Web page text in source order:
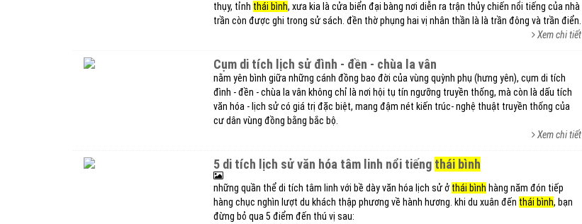
thụy, tỉnh thái bình, xưa kia là cửa biển đại bàng nơi diễn ra trận thủy chiến nổi tiếng của nhà
trần còn được ghi trong sử sách. đền thờ phụng hai vị nhân thần là là trần đông và trần điển.
Xem chi tiết
cụm di tích lịch sử đình - đền - chùa la vân
nằm yên bình giữa những cánh đồng bao đời của vùng quỳnh phụ (hưng yên), cụm di tích
đình - đền - chùa la vân không chỉ là nơi hội tụ tín ngưỡng truyền thống, mà còn là dấu tích
văn hóa - lịch sử có giá trị đặc biệt, mang đậm nét kiến trúc- nghệ thuật truyền thống của
cư dân vùng đồng bằng bắc bộ.
Xem chi tiết
5 di tích lịch sử văn hóa tâm linh nổi tiếng thái bình
những quần thể di tích tâm linh với bề dày văn hóa lịch sử ở thái bình hàng năm đón tiếp
hàng chục nghìn lượt du khách thập phương về hành hương. khi du xuân đến thái bình, bạn
đừng bỏ qua 5 điểm đến thú vị sau: